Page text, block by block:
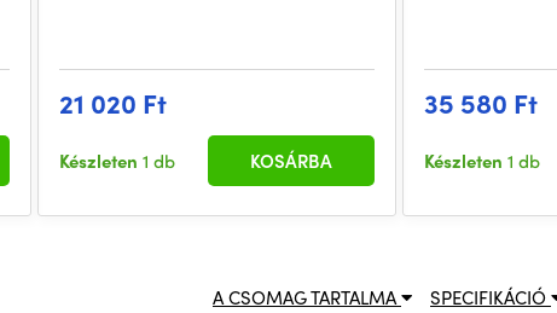
21 020 Ft
Készleten1 db KOSÁRBA
35 580 Ft
Készleten 1 db
SPECIFIKÁCIÓ
A CSOMAG TARTALMA